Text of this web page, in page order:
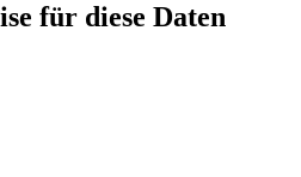
für diese Daten